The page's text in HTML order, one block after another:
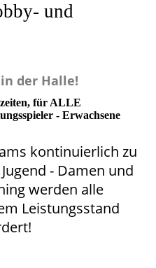
und
der Halle!
für ALLE
- Erwachsene
kontinuierlich zu
- Damen und
werden alle
Leistungsstand